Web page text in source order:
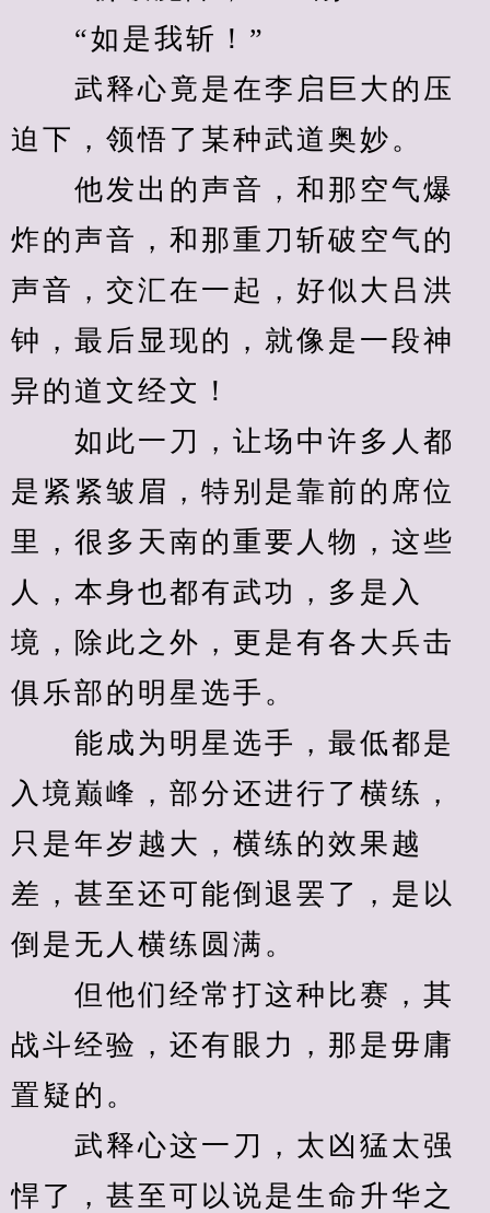
“如是我斩！”
武释心竟是在李启巨大的压
迫下，领悟了某种武道奥妙。
他发出的声音，和那空气爆
炸的声音，和那重刀斩破空气的
声音，交汇在一起，好似大吕洪
钟，最后显现的，就像是一段神
异的道文经文！
如此一刀，让场中许多人都
是紧紧皱眉，特别是靠前的席位
里，很多天南的重要人物，这些
人，本身也都有武功，多是入
境，除此之外，更是有各大兵击
俱乐部的明星选手。
能成为明星选手，最低都是
入境巅峰，部分还进行了横练，
只是年岁越大，横练的效果越
差，甚至还可能倒退罢了，是以
倒是无人横练圆满。
但他们经常打这种比赛，其
战斗经验，还有眼力，那是毋庸
置疑的。
武释心这一刀，太凶猛太强
悍了，甚至可以说是生命升华之